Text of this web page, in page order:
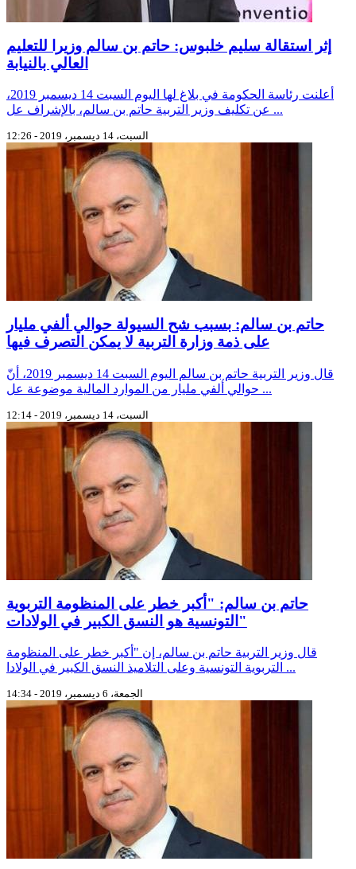
إثر استقالة سليم خلبوس: حاتم بن سالم وزيرا للتعليم
العالي بالنيابة
أعلنت رئاسة الحكومة في بلاغ لها اليوم السبت 14 ديسمبر 2019،
عن تكليف وزير التربية حاتم بن سالم، بالإشراف عل ...
السبت، 14 ديسمبر، 2019 - 12:26
حاتم بن سالم: بسبب شح السيولة حوالي ألفي مليار
على ذمة وزارة التربية لا يمكن التصرف فيها
قال وزير التربية حاتم بن سالم اليوم السبت 14 ديسمبر 2019، أنّ
حوالي ألفي مليار من الموارد المالية موضوعة عل ...
السبت، 14 ديسمبر، 2019 - 12:14
حاتم بن سالم: "أكبر خطر على المنظومة التربوية
التونسية هو النسق الكبير في الولادات"
قال وزير التربية حاتم بن سالم، إن "أكبر خطر على المنظومة
التربوية التونسية وعلى التلاميذ النسق الكبير في الولادا ...
الجمعة، 6 ديسمبر، 2019 - 14:34